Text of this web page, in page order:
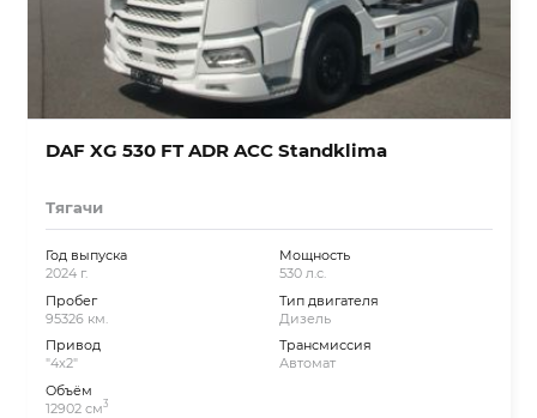
DAF XG 530 FT ADR ACC Standklima
Тягачи
Год выпуска
2024 г.
Пробег
95326 км.
Привод
"4x2"
Объём
12902 см3
Мощность
530 л.с.
Тип двигателя
Дизель
Трансмиссия
Автомат